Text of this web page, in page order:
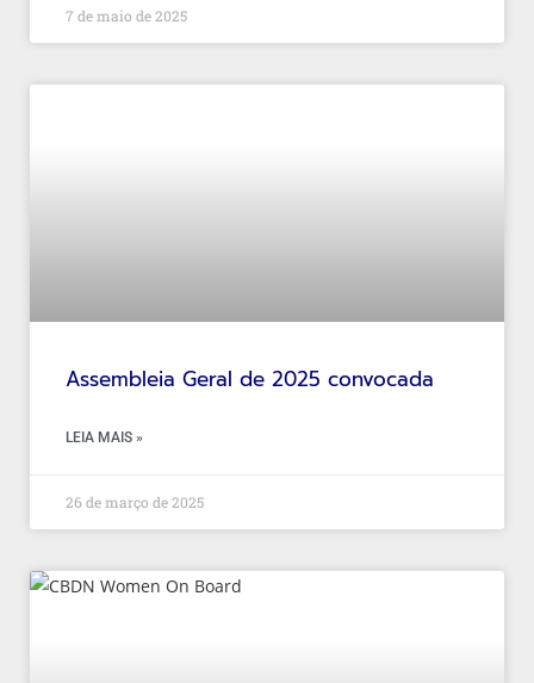
7 de maio de 2025
Assembleia Geral de 2025 convocada
LEIA MAIS »
26 de março de 2025